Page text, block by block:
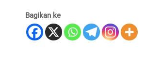
Bagikan ke